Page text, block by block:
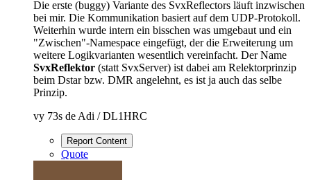
Die erste (buggy) Variante des SvxReflectors läuft inzwischen
bei mir. Die Kommunikation basiert auf dem UDP-Protokoll.
Weiterhin wurde intern ein bisschen was umgebaut und ein
"Zwischen"-Namespace eingefügt, der die Erweiterung um
weitere Logikvarianten wesentlich vereinfacht. Der Name
SvxReflektor (statt SvxServer) ist dabei am Relektorprinzip
beim Dstar bzw. DMR angelehnt, es ist ja auch das selbe
Prinzip.
vy 73s de Adi / DL1HRC
Report Content
Quote